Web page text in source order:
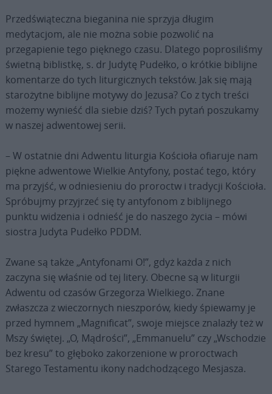
Przedświąteczna bieganina nie sprzyja długim
medytacjom, ale nie można sobie pozwolić na
przegapienie tego pięknego czasu. Dlatego poprosiliśmy
świetną biblistkę, s. dr Judytę Pudełko, o krótkie biblijne
komentarze do tych liturgicznych tekstów. Jak się mają
starożytne biblijne motywy do Jezusa? Co z tych treści
możemy wynieść dla siebie dziś? Tych pytań poszukamy
w naszej adwentowej serii.
– W ostatnie dni Adwentu liturgia Kościoła ofiaruje nam
piękne adwentowe Wielkie Antyfony, postać tego, który
ma przyjść, w odniesieniu do proroctw i tradycji Kościoła.
Spróbujmy przyjrzeć się ty antyfonom z biblijnego
punktu widzenia i odnieść je do naszego życia – mówi
siostra Judyta Pudełko PDDM.
Zwane są także „Antyfonami O!”, gdyż każda z nich
zaczyna się właśnie od tej litery. Obecne są w liturgii
Adwentu od czasów Grzegorza Wielkiego. Znane
zwłaszcza z wieczornych nieszporów, kiedy śpiewamy je
przed hymnem „Magnificat”, swoje miejsce znalazły też w
Mszy świętej. „O, Mądrości”, „Emmanuelu” czy „Wschodzie
bez kresu” to głęboko zakorzenione w proroctwach
Starego Testamentu ikony nadchodzącego Mesjasza.